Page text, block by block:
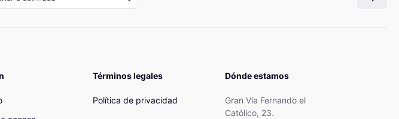
Términos legales
Política de privacidad
Dónde estamos
Gran Vía Fernando el
Católico, 23.